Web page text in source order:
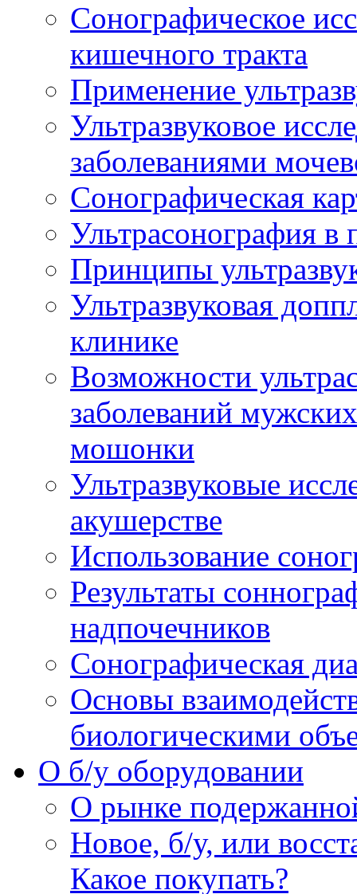
Сонографическое
кишечного тракта
Применение
Ультразвуковое
заболеваниями
Сонографическая
Ультрасонография в
Принципы
Ультразвуковая
клинике
Возможности
заболеваний
мошонки
Ультразвуковые
акушерстве
Использование
Результаты
надпочечников
Сонографическая
Основы
биологическими
O б/у оборудовании
О рынке
Новое, б/у, или
Какое покупать?